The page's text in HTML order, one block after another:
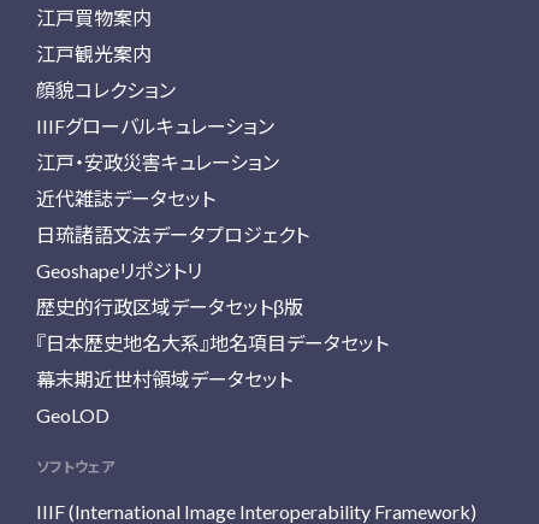
江戸買物案内
江戸観光案内
顔貌コレクション
IIIFグローバルキュレーション
江戸・安政災害キュレーション
近代雑誌データセット
日琉諸語文法データプロジェクト
Geoshapeリポジトリ
歴史的行政区域データセットβ版
『日本歴史地名大系』地名項目データセット
幕末期近世村領域データセット
GeoLOD
ソフトウェア
IIIF (International Image Interoperability Framework)